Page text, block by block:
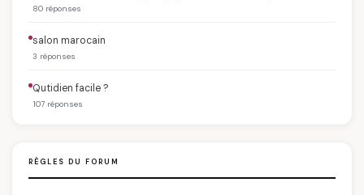
80 réponses
salon marocain
3 réponses
Qutidien facile ?
107 réponses
RÈGLES DU FORUM